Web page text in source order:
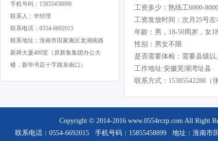
手机号码：15855458899
联系人：辛经理
联系电话：0554-6692015
联系地址：淮南市田家庵区龙湖南路
新舜大厦409室（原新集集团办公大
楼，新华书店十字路东南口）
工资多少：熟练工6000-
工资发放时间：次月25号左
年龄：男，18-50周岁，女
性别：男女不限
是否需要体检：需要县级以
工作地址:安徽芜湖湾址县
联系方式：15385542288（
Copyright © 2014-2016 www.0554rczp.com All Right
联系电话：0554-6692015 手机号码：15855458899 地址：淮南